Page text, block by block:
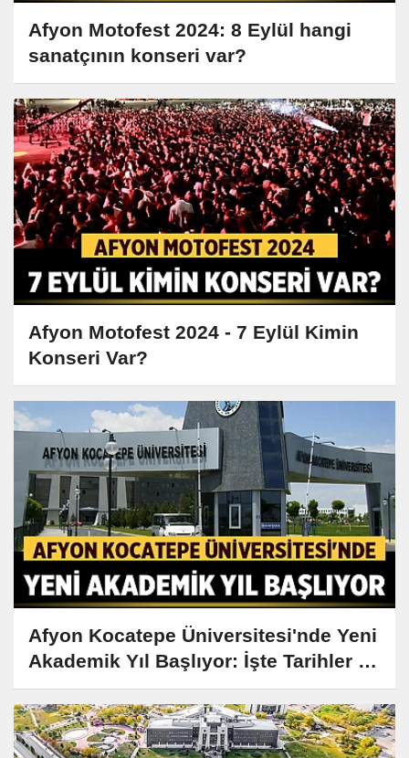
Afyon Motofest 2024: 8 Eylül hangi
sanatçının konseri var?
Afyon Motofest 2024 - 7 Eylül Kimin
Konseri Var?
Afyon Kocatepe Üniversitesi'nde Yeni
Akademik Yıl Başlıyor: İşte Tarihler ve
Detaylar